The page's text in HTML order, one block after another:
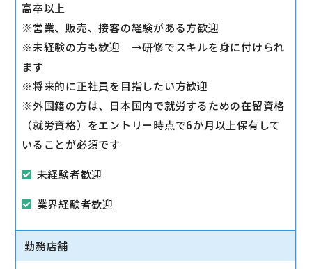
契約への誘導、店舗の利益に繋がる積極的なアプロー
チを実施します。
◇注力サービスのご提案
スマホ教室を通して「PayPay」「Yahoo!ショッピン
グ」「LINE」など、おススメサービスを体験いただき
ながら提案します。
高卒以上
※営業、販売、接客の経験がある方歓迎
※未経験の方も歓迎 →研修でスキルを身に付けられ
ます
※将来的に正社員を目指したい方歓迎
※外国籍の方は、日本国内で就労するための在留資格
（就労資格）をエントリー時点で6か月以上保有して
いることが必須です
未経験者歓迎
業界経験者歓迎
勤務店舗